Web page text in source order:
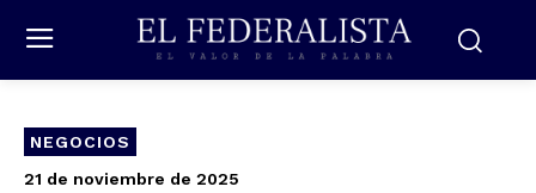
NEGOCIOS
21 de noviembre de 2025